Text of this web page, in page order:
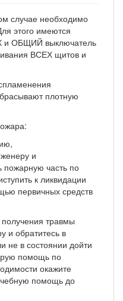
случае необходимо
этого имеются
и ОБЩИЙ выключатель
ВСЕХ щитов и
плотную
и
пожарную часть по
к ликвидации
первичных средств
травмы
и обратитесь в
не в состоянии дойти
помощь по
окажите
помощь до